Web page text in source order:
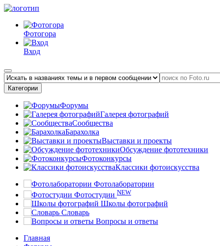
Фотогора
Вход
Категории
Форумы
Галерея фотографий
Сообщества
Барахолка
Выставки и проекты
Обсуждение фототехники
Фотоконкурсы
Классики фотоискусства
Фотолаборатории
Фотостудии NEW
Школы фотографий
Словарь
Вопросы и ответы
Главная